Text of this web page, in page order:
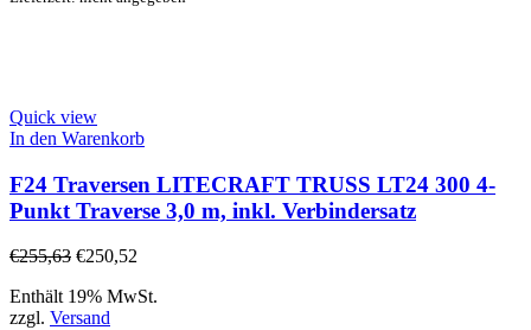
Quick view
In den Warenkorb
F24 Traversen LITECRAFT TRUSS LT24 300 4-
Punkt Traverse 3,0 m, inkl. Verbindersatz
€255,63 €250,52
Enthält 19% MwSt.
zzgl. Versand